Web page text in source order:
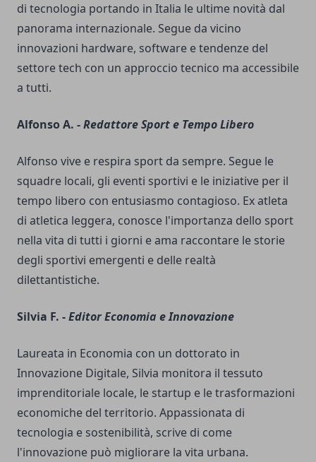
di tecnologia portando in Italia le ultime novità dal
panorama internazionale. Segue da vicino
innovazioni hardware, software e tendenze del
settore tech con un approccio tecnico ma accessibile
a tutti.
Alfonso A. -Redattore Sport e Tempo Libero
Alfonso vive e respira sport da sempre. Segue le
squadre locali, gli eventi sportivi e le iniziative per il
tempo libero con entusiasmo contagioso. Ex atleta
di atletica leggera, conosce l'importanza dello sport
nella vita di tutti i giorni e ama raccontare le storie
degli sportivi emergenti e delle realtà
dilettantistiche.
Silvia F. -Editor Economia e Innovazione
Laureata in Economia con un dottorato in
Innovazione Digitale, Silvia monitora il tessuto
imprenditoriale locale, le startup e le trasformazioni
economiche del territorio. Appassionata di
tecnologia e sostenibilità, scrive di come
l'innovazione può migliorare la vita urbana.